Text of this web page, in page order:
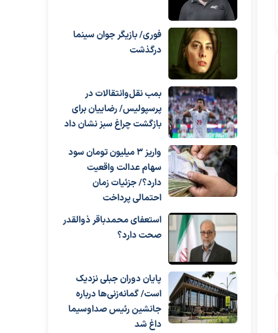
فوری/ بازیگر جوان سینما
درگذشت
بمب نقل‌وانتقالات در
پرسپولیس/ رضاییان برای
بازگشت چراغ سبز نشان داد
واریز ۳ میلیون تومان سود
سهام عدالت واقعیت
دارد؟/ جزئیات زمان
احتمالی پرداخت
استعفای محمدباقر ذوالقدر
صحت دارد؟
پایان دوران جبلی نزدیک
است/ گمانه‌زنی‌ها درباره
جانشین رئیس صداوسیما
داغ شد